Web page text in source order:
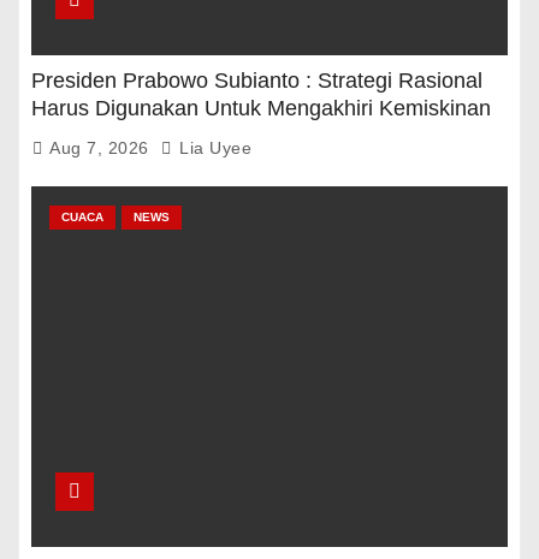
Presiden Prabowo Subianto : Strategi Rasional
Harus Digunakan Untuk Mengakhiri Kemiskinan
Aug 7, 2026 Lia Uyee
CUACA NEWS